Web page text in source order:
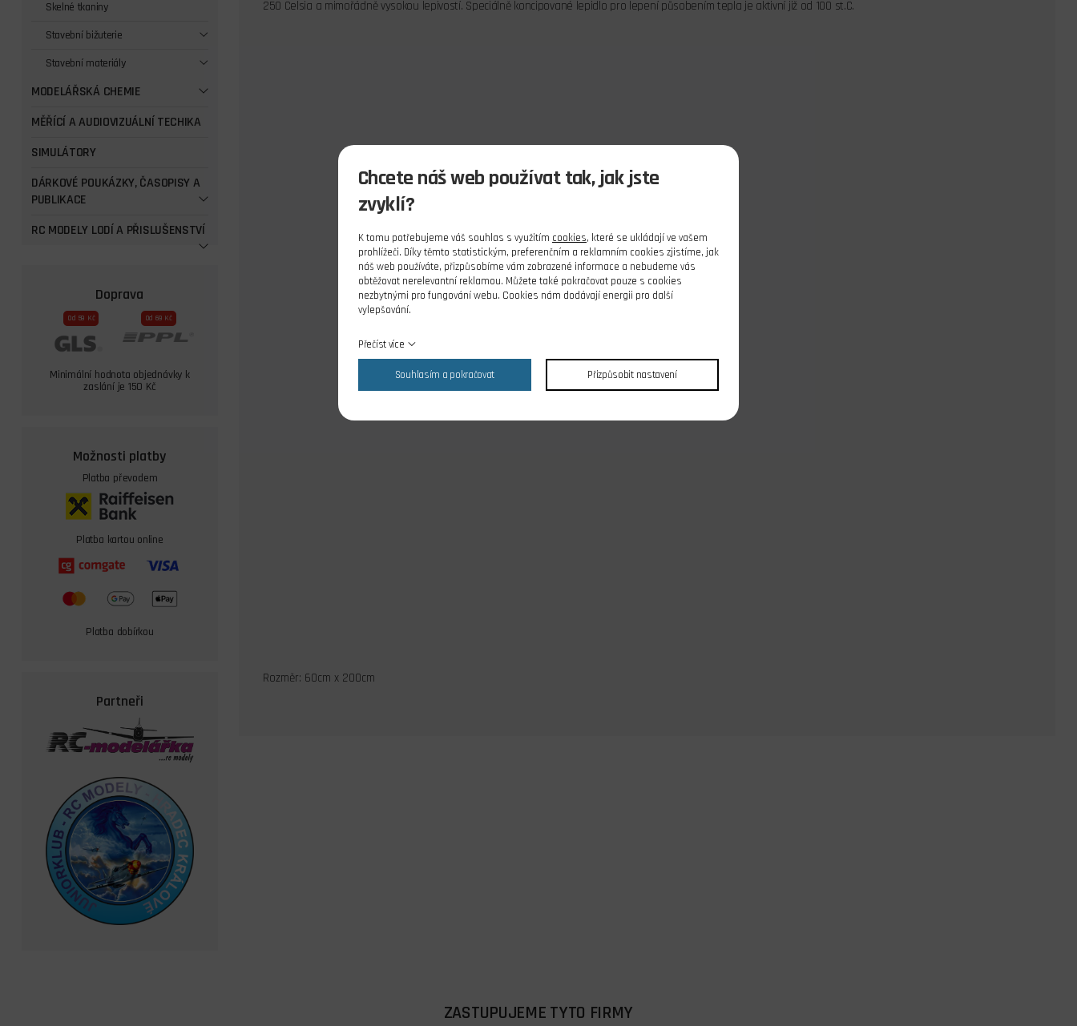
Skelné tkaniny
Stavební bižuterie
Stavební materiály
MODELÁŘSKÁ CHEMIE
MĚŘÍCÍ A AUDIOVIZUÁLNÍ TECHIKA
SIMULÁTORY
DÁRKOVÉ POUKÁZKY, ČASOPISY A
PUBLIKACE
RC MODELY LODÍ A PŘISLUŠENSTVÍ
Doprava
Od 59 Kč Od 69 Kč
Minimální hodnota objednávky k
zaslání je 150 Kč
Možnosti platby
Platba převodem
Platba kartou online
Platba dobírkou
Partneři
250 Celsia a mimořádně vysokou lepivostí. Speciálně koncipované lepidlo pro lepení působením tepla je aktivní již od 100 st.C.
Rozměr: 60cm x 200cm
ZASTUPUJEME TYTO FIRMY
Chcete náš web používat tak, jak jste
zvyklí?
K tomu potřebujeme váš souhlas s využitím cookies, které se ukládají ve vašem
prohlížeči. Díky těmto statistickým, preferenčním a reklamním cookies zjistíme, jak
náš web používáte, přizpůsobíme vám zobrazené informace a nebudeme vás
obtěžovat nerelevantní reklamou. Můžete také pokračovat pouze s cookies
nezbytnými pro fungování webu. Cookies nám dodávají energii pro další
vylepšování.
Přečíst více
Souhlasím a pokračovat Přizpůsobit nastavení